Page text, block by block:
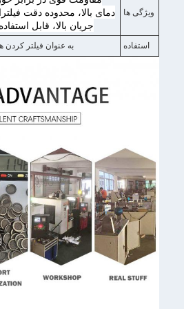
ویژگی ها
جریان بالا، قابل
استفاده به عنوان فیلتر کردن